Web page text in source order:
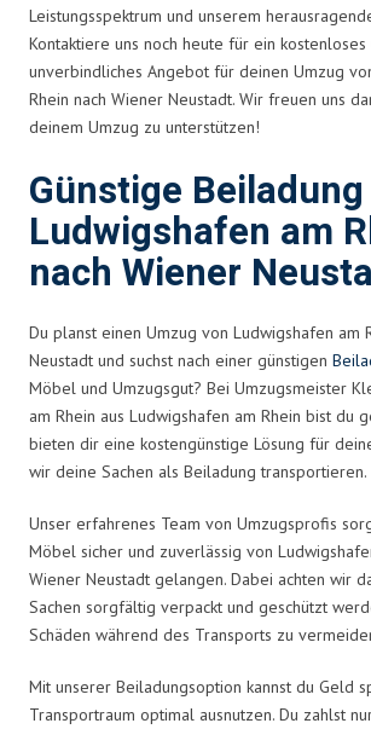
Leistungsspektrum und unserem
Kontaktiere uns noch heute für ein kostenloses
unverbindliches Angebot für deinen Umzug
Rhein nach Wiener Neustadt. Wir freuen uns
deinem Umzug zu unterstützen!
Günstige
Ludwigshafen am
nach Wiener
Du planst einen Umzug von Ludwigshafen am
Neustadt und suchst nach einer günstigen
Möbel und Umzugsgut? Bei Umzugsmeister
am Rhein aus Ludwigshafen am Rhein bist du
bieten dir eine kostengünstige Lösung für
wir deine Sachen als Beiladung transportieren.
Unser erfahrenes Team von Umzugsprofis
Möbel sicher und zuverlässig von
Wiener Neustadt gelangen. Dabei achten wir
Sachen sorgfältig verpackt und geschützt
Schäden während des Transports zu
Mit unserer Beiladungsoption kannst du Geld
Transportraum optimal ausnutzen. Du zahlst